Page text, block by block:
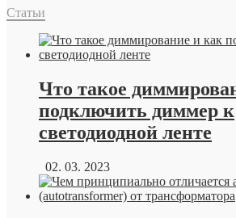
Статьи
Что такое
подключить диммер к
светодиодной ленте
02. 03. 2023